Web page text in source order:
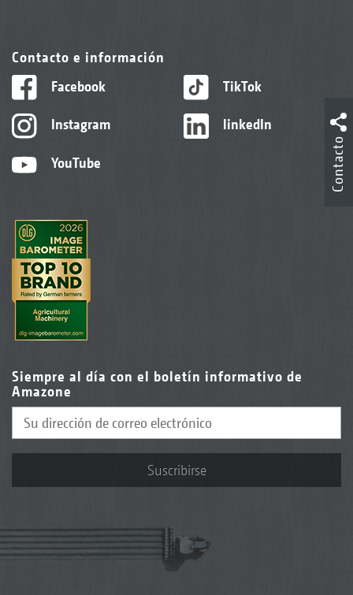
Contacto e información
Facebook
Instagram
YouTube
TikTok
linkedIn
Siempre al día con el boletín informativo de
Amazone
Suscribirse
Contacto